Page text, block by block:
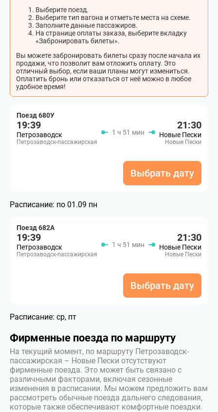
Выберите поезд.
Выберите тип вагона и отметьте места на схеме.
Заполните данные пассажиров.
На странице оплаты заказа, выберите вкладку
«Забронировать билеты».
Вы можете забронировать билеты сразу после начала их
продажи, что позволит вам отложить оплату. Это
отличный выбор, если ваши планы могут измениться.
Оплатить бронь или отказаться от неё можно в любое
удобное время!
Поезд 680У
19:39
Петрозаводск
Петрозаводск-пассажирская
1 ч 51 мин
21:30
Новые Пески
Новые Пески
Выбрать дату
Расписание: по 01.09 пн
Поезд 682А
19:39
Петрозаводск
Петрозаводск-пассажирская
1 ч 51 мин
21:30
Новые Пески
Новые Пески
Выбрать дату
Расписание: ср, пт
Фирменные поезда по маршруту
На текущий момент, по маршруту Петрозаводск-
пассажирская – Новые Пески отсутствуют
фирменные поезда. Это может быть связано с
различными факторами, включая сезонные
изменения в расписании. Мы можем предложить вам
рассмотреть обычные поезда дальнего следования,
которые также обеспечивают комфортные поездки.